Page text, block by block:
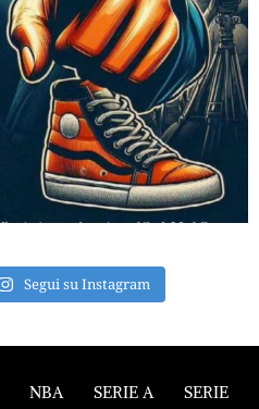
Segui su Instagram
NBA SERIE A
SERIE